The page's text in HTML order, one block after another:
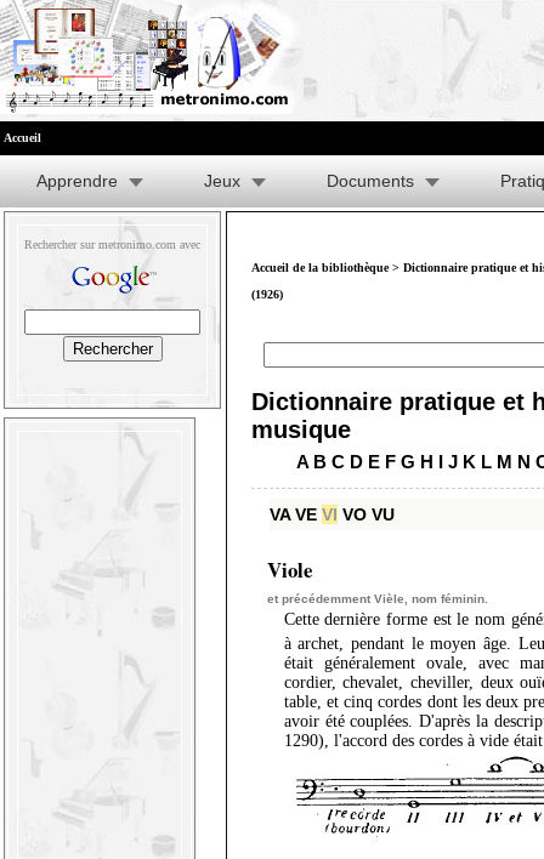
Accueil
Apprendre Jeux Documents
Rechercher sur metronimo.com avec
Accueil de la bibliothèque> Dictionnaire pratique et
(1926)
Dictionnaire pratique et
musique
A B C D E F G H I J K L M N
VA VE VI VO VU
Viole
et précédemment Vièle, nom féminin.
Cette dernière forme est le nom
à archet, pendant le moyen âge.
était généralement ovale, avec
cordier, chevalet, cheviller, deux
table, et cinq cordes dont les deux
avoir été couplées. D'après la
1290), l'accord des cordes à vide